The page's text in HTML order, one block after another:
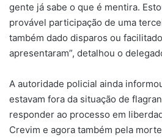
gente já sabe o que é mentira.
provável participação de uma
também dado disparos ou
apresentaram”, detalhou o
A autoridade policial ainda
estavam fora da situação de
responder ao processo em
Crevim e agora também pela